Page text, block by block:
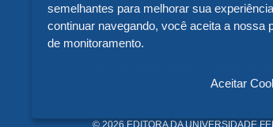
EDITORA DA UNIVERSIDADE FEDERAL DO
semelhantes para melhorar sua
continuar navegando, você aceita a nossa
de monitoramento.
Aceitar